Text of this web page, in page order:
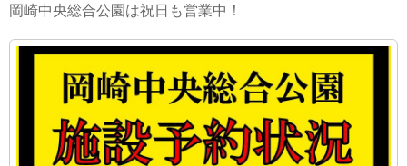
岡崎中央総合公園は祝日も営業中！